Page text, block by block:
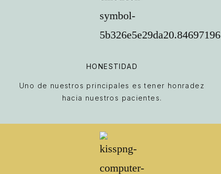
HONESTIDAD
Uno de nuestros principales es tener honradez
hacia nuestros pacientes.